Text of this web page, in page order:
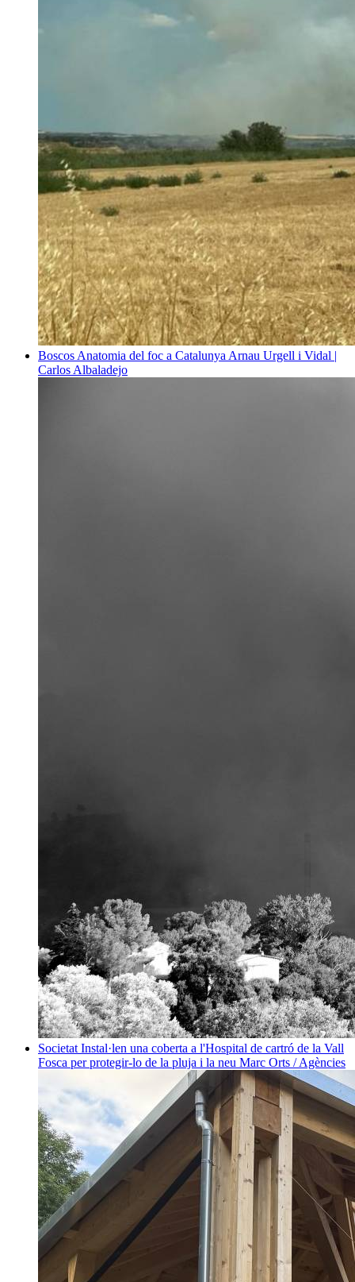
Boscos Anatomia del foc a Catalunya Arnau Urgell i Vidal |
Carlos Albaladejo
Societat Instal·len una coberta a l'Hospital de cartró de la Vall
Fosca per protegir-lo de la pluja i la neu Marc Orts / Agències